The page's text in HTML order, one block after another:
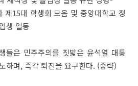
제15대 학생회 모음 및 중앙대학교 정
생 일동
들은 민주주의를 짓밟은 윤석열 대통
하며, 즉각 퇴진을 요구한다. (중략)